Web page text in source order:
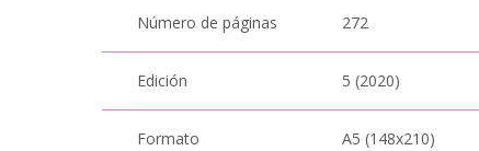
Número de páginas 272
Edición 5 (2020)
Formato A5 (148x210)